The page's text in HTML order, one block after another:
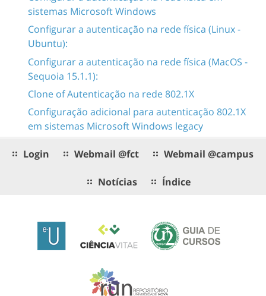
sistemas Microsoft Windows
Configurar a autenticação na rede física (Linux -
Ubuntu):
Configurar a autenticação na rede física (MacOS -
Sequoia 15.1.1):
Clone of Autenticação na rede 802.1X
Configuração adicional para autenticação 802.1X
em sistemas Microsoft Windows legacy
Login Webmail @fct Webmail @campus
Notícias Índice